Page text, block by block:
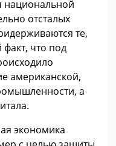
национальной
отсталых
те,
что под
американской,
а
экономика